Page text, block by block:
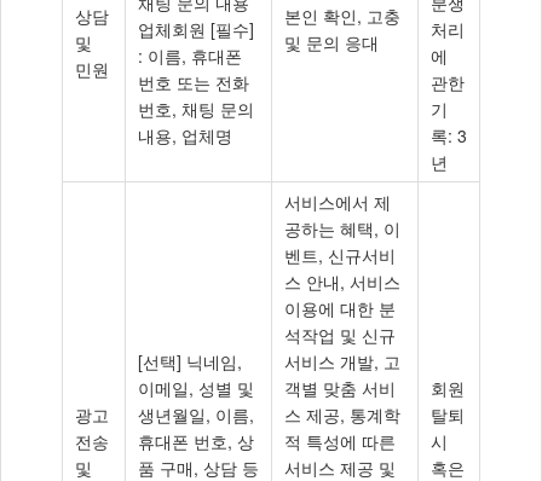
상담
및
민원
업체회원 [필수]
: 이름, 휴대폰
번호 또는 전화
번호, 채팅 문의
내용, 업체명
본인 확인, 고충
및 문의 응대
처리
에
관한
기
록: 3
년
광고
전송
및
[선택] 닉네임,
이메일, 성별 및
생년월일, 이름,
휴대폰 번호, 상
품 구매, 상담 등
서비스에서 제
공하는 혜택, 이
벤트, 신규서비
스 안내, 서비스
이용에 대한 분
석작업 및 신규
서비스 개발, 고
객별 맞춤 서비
스 제공, 통계학
적 특성에 따른
서비스 제공 및
회원
탈퇴
시
혹은